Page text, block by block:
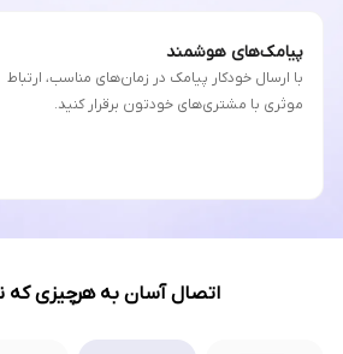
پیامک‌های هوشمند
با ارسال خودکار پیامک در زمان‌های مناسب، ارتباط
موثری با مشتری‌های خودتون برقرار کنید.
اتصال آسان به هرچیزی که